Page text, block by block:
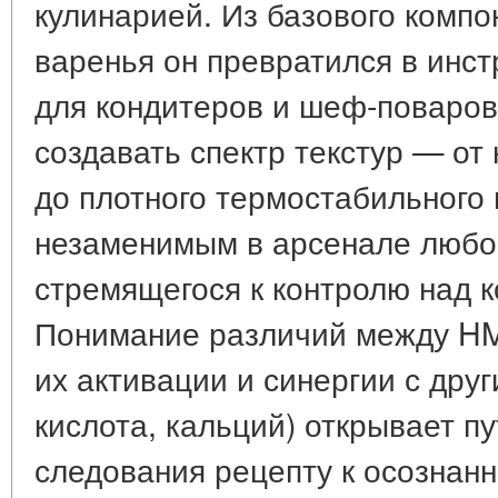
кулинарией. Из базового
варенья он превратился в
для кондитеров и шеф-
создавать спектр текстур —
до плотного
незаменимым в арсенале
стремящегося к контролю над
Понимание различий между
их активации и синергии с
кислота, кальций) открывает
следования рецепту к